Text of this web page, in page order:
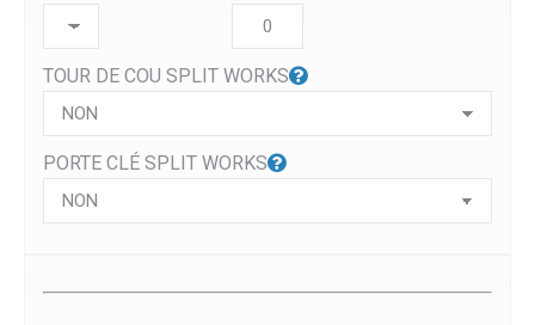
TOUR DE COU SPLIT WORKS
PORTE CLÉ SPLIT WORKS